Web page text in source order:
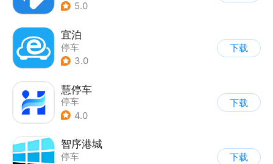
5.0
宜泊
停车
3.0
下载
慧停车
停车
4.0
下载
智序港城
停车
下载